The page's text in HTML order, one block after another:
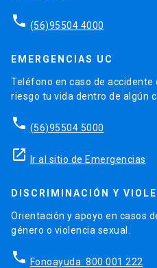
phone (56)95504 4000
EMERGENCIAS UC
Teléfono en caso de accidente
riesgo tu vida dentro de algún
phone (56)95504 5000
launch Ir al sitio de Emergencias
DISCRIMINACIÓN Y
Orientación y apoyo en casos
género o violencia sexual.
phone Fonoayuda: 800 001 222